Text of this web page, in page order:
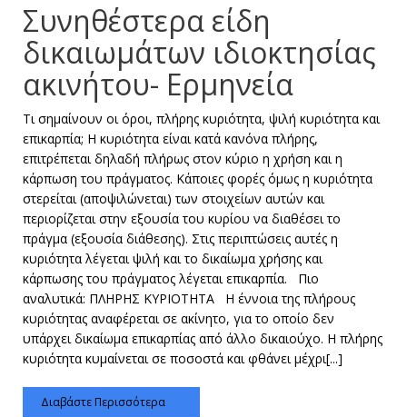
Συνηθέστερα είδη
δικαιωμάτων ιδιοκτησίας
ακινήτου- Ερμηνεία
Τι σημαίνουν οι όροι, πλήρης κυριότητα, ψιλή κυριότητα και
επικαρπία; Η κυριότητα είναι κατά κανόνα πλήρης,
επιτρέπεται δηλαδή πλήρως στον κύριο η χρήση και η
κάρπωση του πράγματος. Κάποιες φορές όμως η κυριότητα
στερείται (αποψιλώνεται) των στοιχείων αυτών και
περιορίζεται στην εξουσία του κυρίου να διαθέσει το
πράγμα (εξουσία διάθεσης). Στις περιπτώσεις αυτές η
κυριότητα λέγεται ψιλή και το δικαίωμα χρήσης και
κάρπωσης του πράγματος λέγεται επικαρπία. Πιο
αναλυτικά: ΠΛΗΡΗΣ ΚΥΡΙΟΤΗΤΑ Η έννοια της πλήρους
κυριότητας αναφέρεται σε ακίνητο, για το οποίο δεν
υπάρχει δικαίωμα επικαρπίας από άλλο δικαιούχο. Η πλήρης
κυριότητα κυμαίνεται σε ποσοστά και φθάνει μέχρι[...]
Διαβάστε Περισσότερα